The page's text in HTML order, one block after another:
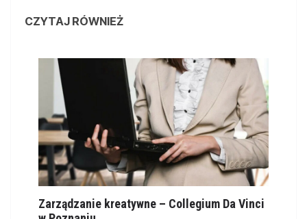
CZYTAJ RÓWNIEŻ
Zarządzanie kreatywne – Collegium Da Vinci